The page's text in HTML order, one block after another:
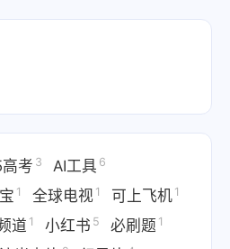
考 3 AI工具 6
1 全球电视 1 可上飞机 1
道 1 小红书 5 必刷题 1